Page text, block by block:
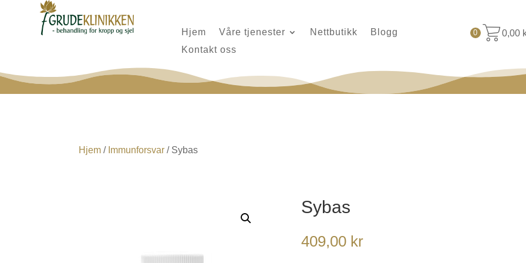
Hjem Våre tjenester Nettbutikk
Blogg
Kontakt oss
0 0,00
Hjem / Immunforsvar / Sybas
Sybas
409,00 kr